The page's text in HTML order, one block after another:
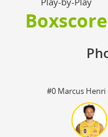
Boxscore
#0 Marcus Henri